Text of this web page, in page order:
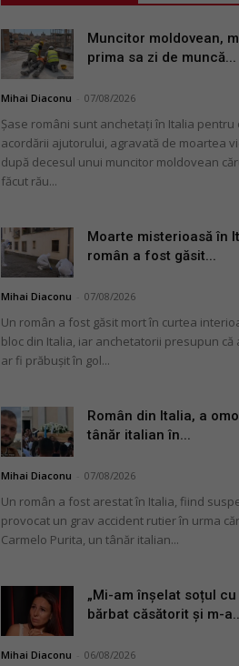
Muncitor moldovean,
prima sa zi de muncă...
Mihai Diaconu 07/08/2026
Șase români sunt anchetați în Italia pentru
acordării ajutorului, agravată de moartea
după decesul unui muncitor moldovean
făcut rău...
Moarte misterioasă în
român a fost găsit...
Mihai Diaconu 07/08/2026
Un român a fost găsit mort în curtea
bloc din Italia, iar anchetatorii presupun că
ar fi prăbușit în gol...
Român din Italia, a
tânăr italian în...
Mihai Diaconu 07/08/2026
Un român a fost arestat în Italia, fiind
provocat un grav accident rutier în urma
Carmelo Purita, un tânăr italian...
„Mi-am înșelat soțul cu
bărbat căsătorit și m-
Mihai Diaconu 06/08/2026